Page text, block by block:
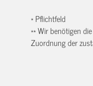
* Pflichtfeld
** Wir benötigen
Zuordnung der